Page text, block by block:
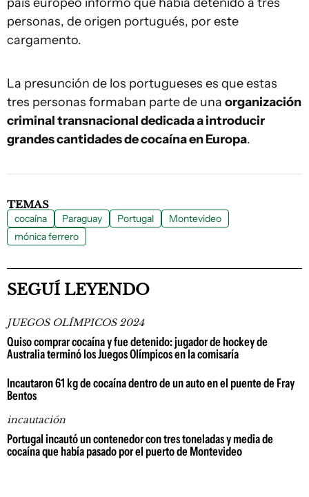
personas, de origen portugués, por este
cargamento.
La presunción de los portugueses es que estas
tres personas formaban parte de una organización
criminal transnacional dedicada a introducir
grandes cantidades de cocaína en Europa.
TEMAS
cocaína Paraguay Portugal
Montevideo
mónica ferrero
SEGUÍ LEYENDO
JUEGOS OLÍMPICOS 2024
Quiso comprar cocaína y fue detenido: jugador de hockey de
Australia terminó los Juegos Olímpicos en la comisaría
Incautaron 61 kg de cocaína dentro de un auto en el puente de Fray
Bentos
incautación
Portugal incautó un contenedor con tres toneladas y media de
cocaína que había pasado por el puerto de Montevideo